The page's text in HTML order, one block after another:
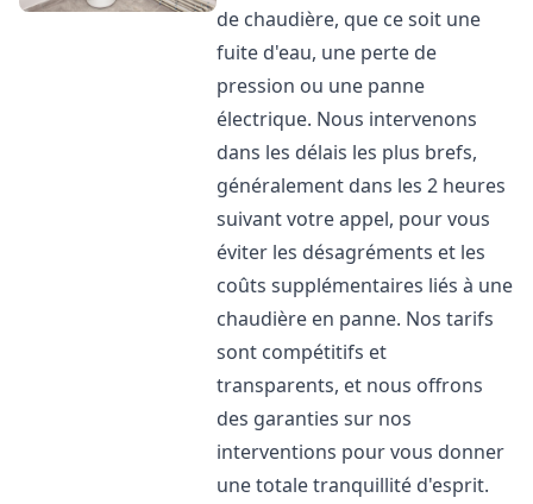
de chaudière, que ce soit une
fuite d'eau, une perte de
pression ou une panne
électrique. Nous intervenons
dans les délais les plus brefs,
généralement dans les 2 heures
suivant votre appel, pour vous
éviter les désagréments et les
coûts supplémentaires liés à une
chaudière en panne. Nos tarifs
sont compétitifs et
transparents, et nous offrons
des garanties sur nos
interventions pour vous donner
une totale tranquillité d'esprit.